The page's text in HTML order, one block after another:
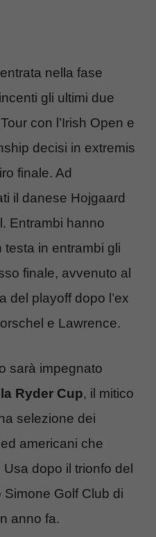
nella fase
gli ultimi due
con l’Irish Open e
decisi in extremis
finale. Ad
il danese Hojgaard
Entrambi hanno
testa in entrambi gli
finale, avvenuto al
del playoff dopo l’ex
e Lawrence.
sarà impegnato
Ryder Cup, il mitico
selezione dei
americani che
dopo il trionfo del
Golf Club di
anno fa.